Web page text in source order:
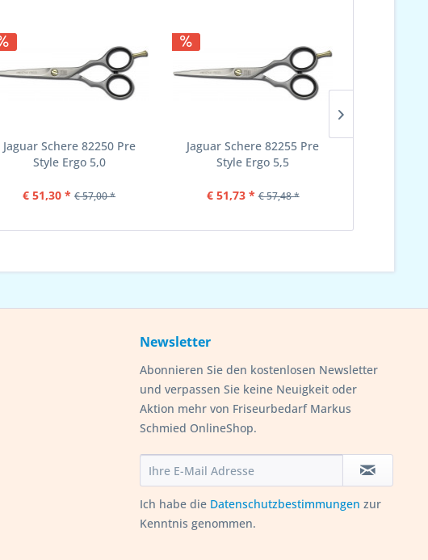
Jaguar Schere 82250 Pre
Style Ergo 5,0
€ 51,30 * € 57,00 *
Jaguar Schere 82255 Pre
Style Ergo 5,5
€ 51,73 * € 57,48 *
Newsletter
Abonnieren Sie den kostenlosen Newsletter
und verpassen Sie keine Neuigkeit oder
Aktion mehr von Friseurbedarf Markus
Schmied OnlineShop.
Ich habe die Datenschutzbestimmungen zur
Kenntnis genommen.